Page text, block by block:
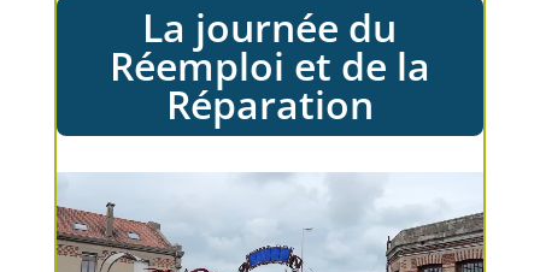
La journée du
Réemploi et de la
Réparation